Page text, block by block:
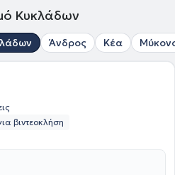
Κυκλάδων
Άνδρος Κέα
βιντεοκλήση